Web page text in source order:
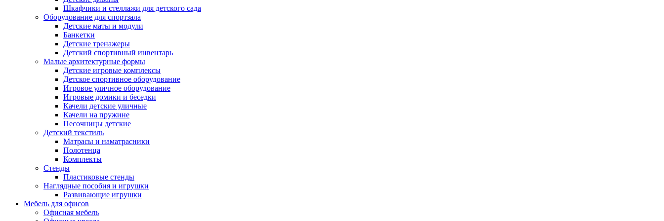
Шкафчики и стеллажи для детского сада
Оборудование для спортзала
Детские маты и модули
Банкетки
Детские тренажеры
Детский спортивный инвентарь
Малые архитектурные формы
Детские игровые комплексы
Детское спортивное оборудование
Игровое уличное оборудование
Игровые домики и беседки
Качели детские уличные
Качели на пружине
Песочницы детские
Детский текстиль
Матрасы и наматрасники
Полотенца
Комплекты
Стенды
Пластиковые стенды
Наглядные пособия и игрушки
Развивающие игрушки
Мебель для офисов
Офисная мебель